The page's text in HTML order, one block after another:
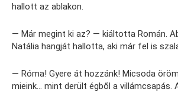
hallott az ablakon.
— Már megint ki az? — kiáltotta Román.
Natália hangját hallotta, aki már fel is
— Róma! Gyere át hozzánk! Micsoda
mieink… mint derült égből a villámcsapás.